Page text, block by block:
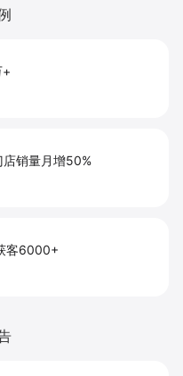
+
店销量月增50%
客6000+